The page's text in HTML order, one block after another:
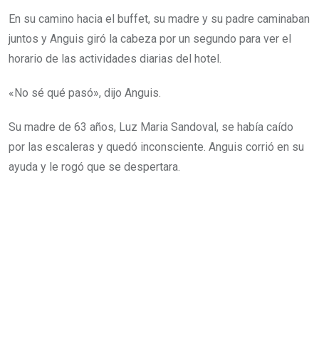
En su camino hacia el buffet, su madre y su padre caminaban
juntos y Anguis giró la cabeza por un segundo para ver el
horario de las actividades diarias del hotel.
«No sé qué pasó», dijo Anguis.
Su madre de 63 años, Luz Maria Sandoval, se había caído
por las escaleras y quedó inconsciente. Anguis corrió en su
ayuda y le rogó que se despertara.